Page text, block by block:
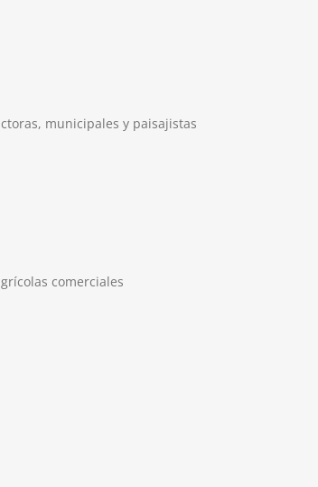
municipales y paisajistas
comerciales